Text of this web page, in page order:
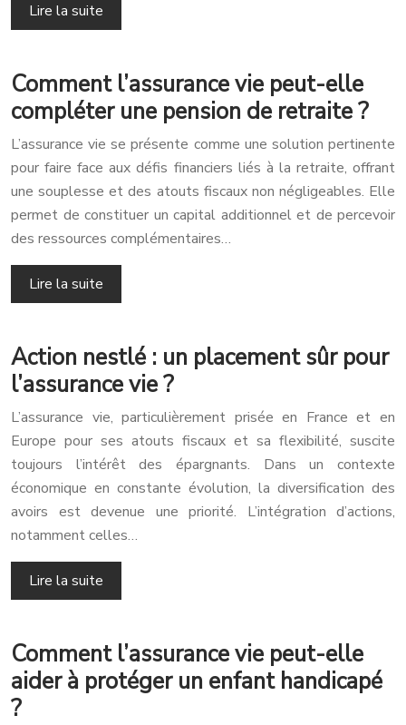
Lire la suite
Comment l’assurance vie peut-elle
compléter une pension de retraite ?
L’assurance vie se présente comme une solution pertinente
pour faire face aux défis financiers liés à la retraite, offrant
une souplesse et des atouts fiscaux non négligeables. Elle
permet de constituer un capital additionnel et de percevoir
des ressources complémentaires…
Lire la suite
Action nestlé : un placement sûr pour
l’assurance vie ?
L’assurance vie, particulièrement prisée en France et en
Europe pour ses atouts fiscaux et sa flexibilité, suscite
toujours l’intérêt des épargnants. Dans un contexte
économique en constante évolution, la diversification des
avoirs est devenue une priorité. L’intégration d’actions,
notamment celles…
Lire la suite
Comment l’assurance vie peut-elle
aider à protéger un enfant handicapé
?